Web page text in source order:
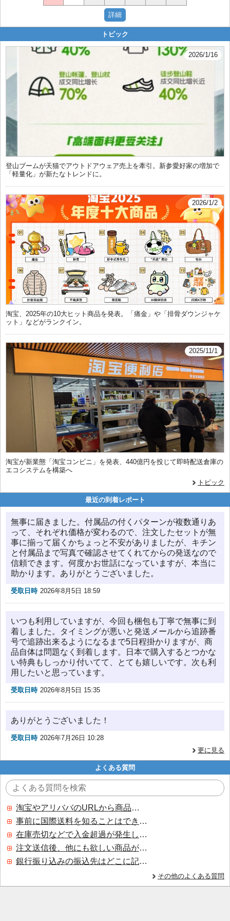
トピック
2026/1/16
登山ブームが天猫でアウトドアウェア売上を牽引。新参愛好家の増加で
「軽量化」が新たなトレンドに。
2026/1/2
淘宝、2025年の10大ヒット商品を発表。「痛金」や「排骨ダウンジャケ
ット」などがランクイン。
2025/11/1
淘宝が新業態「淘宝コンビニ」を発表、440億円を投じて即時配送倉庫の
エコシステムを構築へ
トピック
最近の到着レポート
無事に届きました。付属品の付くパターンが複数通りあ
って、それぞれ価格が変わるので、注文したセットが無
事に揃って届くかちょっと不安がありましたが、キチン
と付属品まで写真で確認させてくれてからの発送なので
信頼できます。何度かお世話になっていますが、本当に
助かります。ありがとうございました。
受取日時 2026年8月5日 18:59
いつも利用していますが、今回も梱包も丁寧で無事に到
着しました。タイミングが悪いと発送メールから追跡番
号で追跡出来るようになるまで5日程掛かりますが、商
品自体は問題なく到着します。日本で購入するとつかな
い特典もしっかり付いてて、とても嬉しいです。次も利
用したいと思っています。
受取日時 2026年8月5日 15:35
ありがとうございました！
受取日時 2026年7月26日 10:28
更に見る
よくある質問
淘宝やアリババのURLから商品を探すことはできますか？
事前に国際送料を知ることはできますか？
在庫売切などで入金超過が発生した場合はいつ返金されますか？
注文送信後、他にも欲しい商品が見つかった場合、追加注文できますか？
銀行振り込みの振込先はどこに記載されていますか？
その他のよくある質問